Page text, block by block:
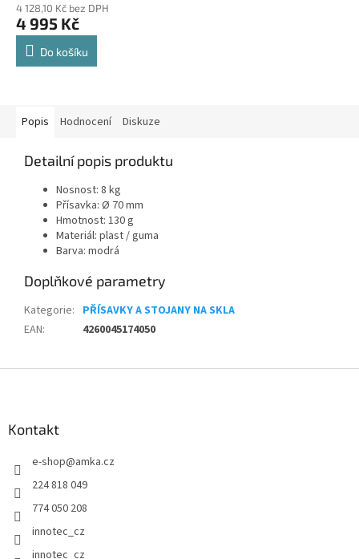
4 128,10 Kč bez DPH
4 995 Kč
Do košíku
Popis Hodnocení Diskuze
Detailní popis produktu
Nosnost: 8 kg
Přísavka: Ø 70 mm
Hmotnost: 130 g
Materiál: plast / guma
Barva: modrá
Doplňkové parametry
Kategorie: PŘÍSAVKY A STOJANY NA SKLA
EAN: 4260045174050
Kontakt
e-shop@amka.cz
224 818 049
774 050 208
innotec_cz
innotec_cz